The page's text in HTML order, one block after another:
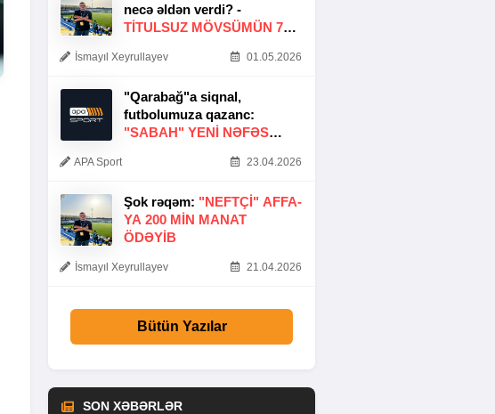
necə əldən verdi? -
TITULSUZ MÖVSÜMÜN 7
İsmayıl Xeyrullayev 01.05.2026
"Qarabağ"a siqnal,
futbolumuza qazanc:
"SABAH" YENI NƏFƏS
APA Sport 23.04.2026
Şok rəqəm: "NEFTÇI" AFFA-
YA 200 MIN MANAT
ÖDƏYIB
İsmayıl Xeyrullayev 21.04.2026
Bütün Yazılar
SON XƏBƏRLƏR